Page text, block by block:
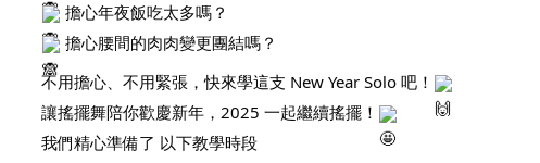
擔心年夜飯吃太多嗎？
擔心腰間的肉肉變更團結嗎？
不用擔心、不用緊張，快來學這支 New Year Solo 吧！
讓搖擺舞陪你歡慶新年，2025 一起繼續搖擺！
我們精心準備了 以下教學時段